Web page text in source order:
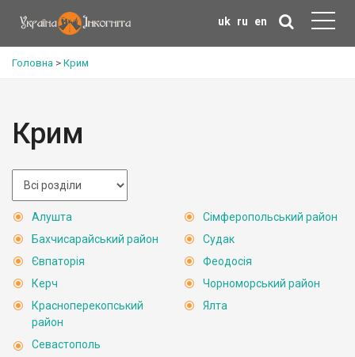
uk ru en
Головна > Крим
Крим
Алушта
Бахчисарайський район
Євпаторія
Керч
Красноперекопський
район
Севастополь
Сімферопольський район
Судак
Феодосія
Чорноморський район
Ялта